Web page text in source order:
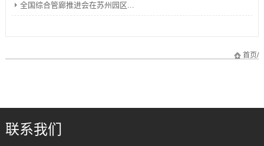
全国综合管廊推进会在苏州园区...
首页/
联系我们